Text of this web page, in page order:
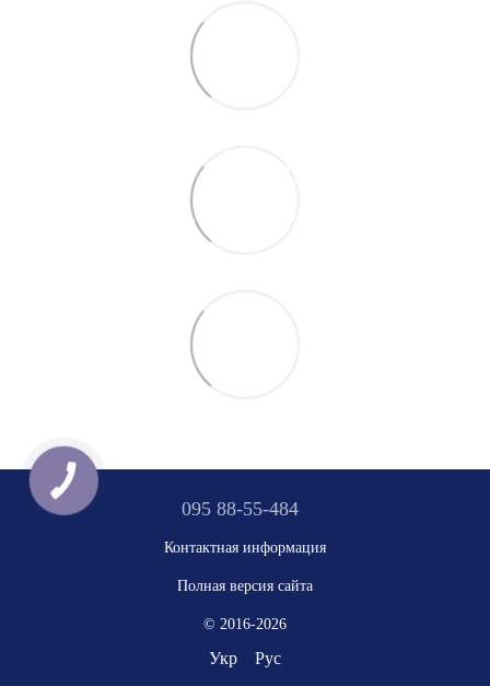
095 88-55-484
Контактная информация
Полная версия сайта
© 2016-2026
Укр Рус